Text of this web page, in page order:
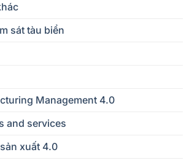
sát tàu biển
Management 4.0
and services
xuất 4.0